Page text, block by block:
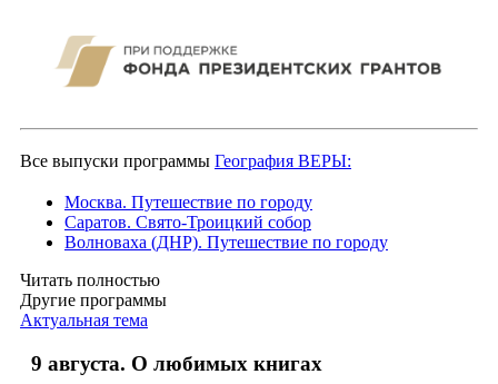
Все выпуски программы География ВЕРЫ:
Москва. Путешествие по городу
Саратов. Свято-Троицкий собор
Волноваха (ДНР). Путешествие по городу
Читать полностью
Другие программы
Актуальная тема
9 августа. О любимых книгах